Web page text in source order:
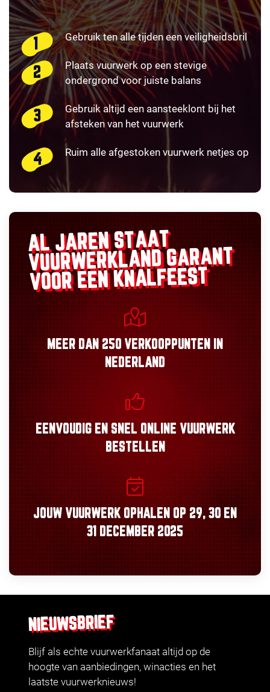
Gebruik ten alle tijden een veiligheidsbril
Plaats vuurwerk op een stevige
ondergrond voor juiste balans
Gebruik altijd een aansteeklont bij het
afsteken van het vuurwerk
Ruim alle afgestoken vuurwerk netjes op
AL JAREN STAAT
VUURWERKLANDGARANT
VOOR EEN KNALFEEST
MEER DAN 250 VERKOOPPUNTEN
IN
NEDERLAND
EENVOUDIGEN SNEL ONLINE VUURWERK
BESTELLEN
JOUW VUURWERK OPHALEN OP 29, 30 EN
31 DECEMBER 2025
NIEUWSBRIEF
Blijf als echte vuurwerkfanaat altijd op de
hoogte van aanbiedingen, winacties en het
laatste vuurwerknieuws!